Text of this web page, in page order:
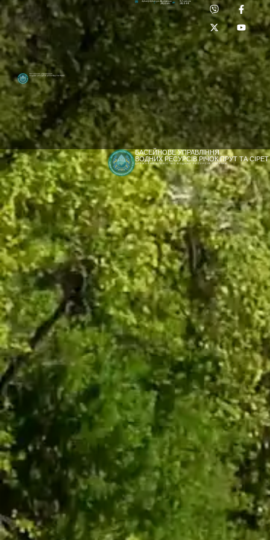
[newyear_garland]
Басейнове управління
водних ресурсів річок Прут та Сірет
Лабораторія:
(0372) 53-92-00
dpbuvr@dpbuvr.gov.uaПриймальня:
(0372) 51-14-56
БАСЕЙНОВЕ УПРАВЛІННЯ
ВОДНИХ РЕСУРСІВ РІЧОК ПРУТ ТА СІРЕТ
ДЕРЖАВНЕ АГЕНТСТВО ВОДНИХ РЕСУРСІВ УКРАЇНИ